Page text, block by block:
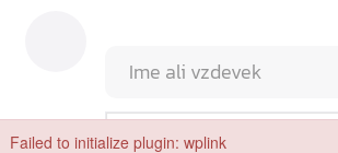
Failed to initialize plugin: wplink